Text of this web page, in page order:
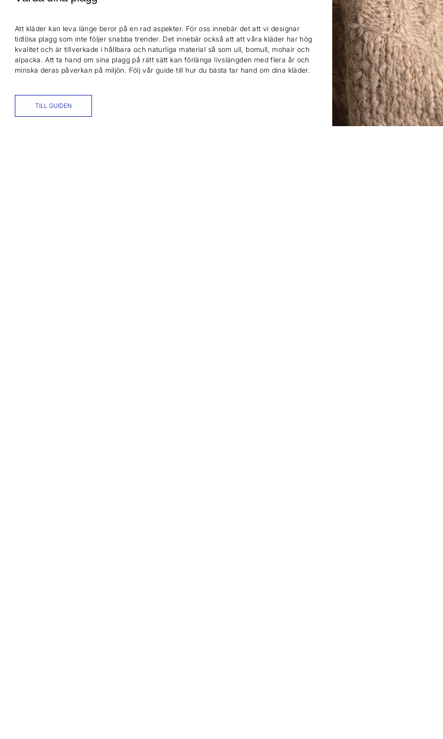
Att kläder kan leva länge beror på en rad aspekter. För oss innebär det att vi designar
tidlösa plagg som inte följer snabba trender. Det innebär också att att våra kläder har hög
kvalitet och är tillverkade i hållbara och naturliga material så som ull, bomull, mohair och
alpacka. Att ta hand om sina plagg på rätt sätt kan förlänga livslängden med flera år och
minska deras påverkan på miljön. Följ vår guide till hur du bästa tar hand om dina kläder.
TILL GUIDEN